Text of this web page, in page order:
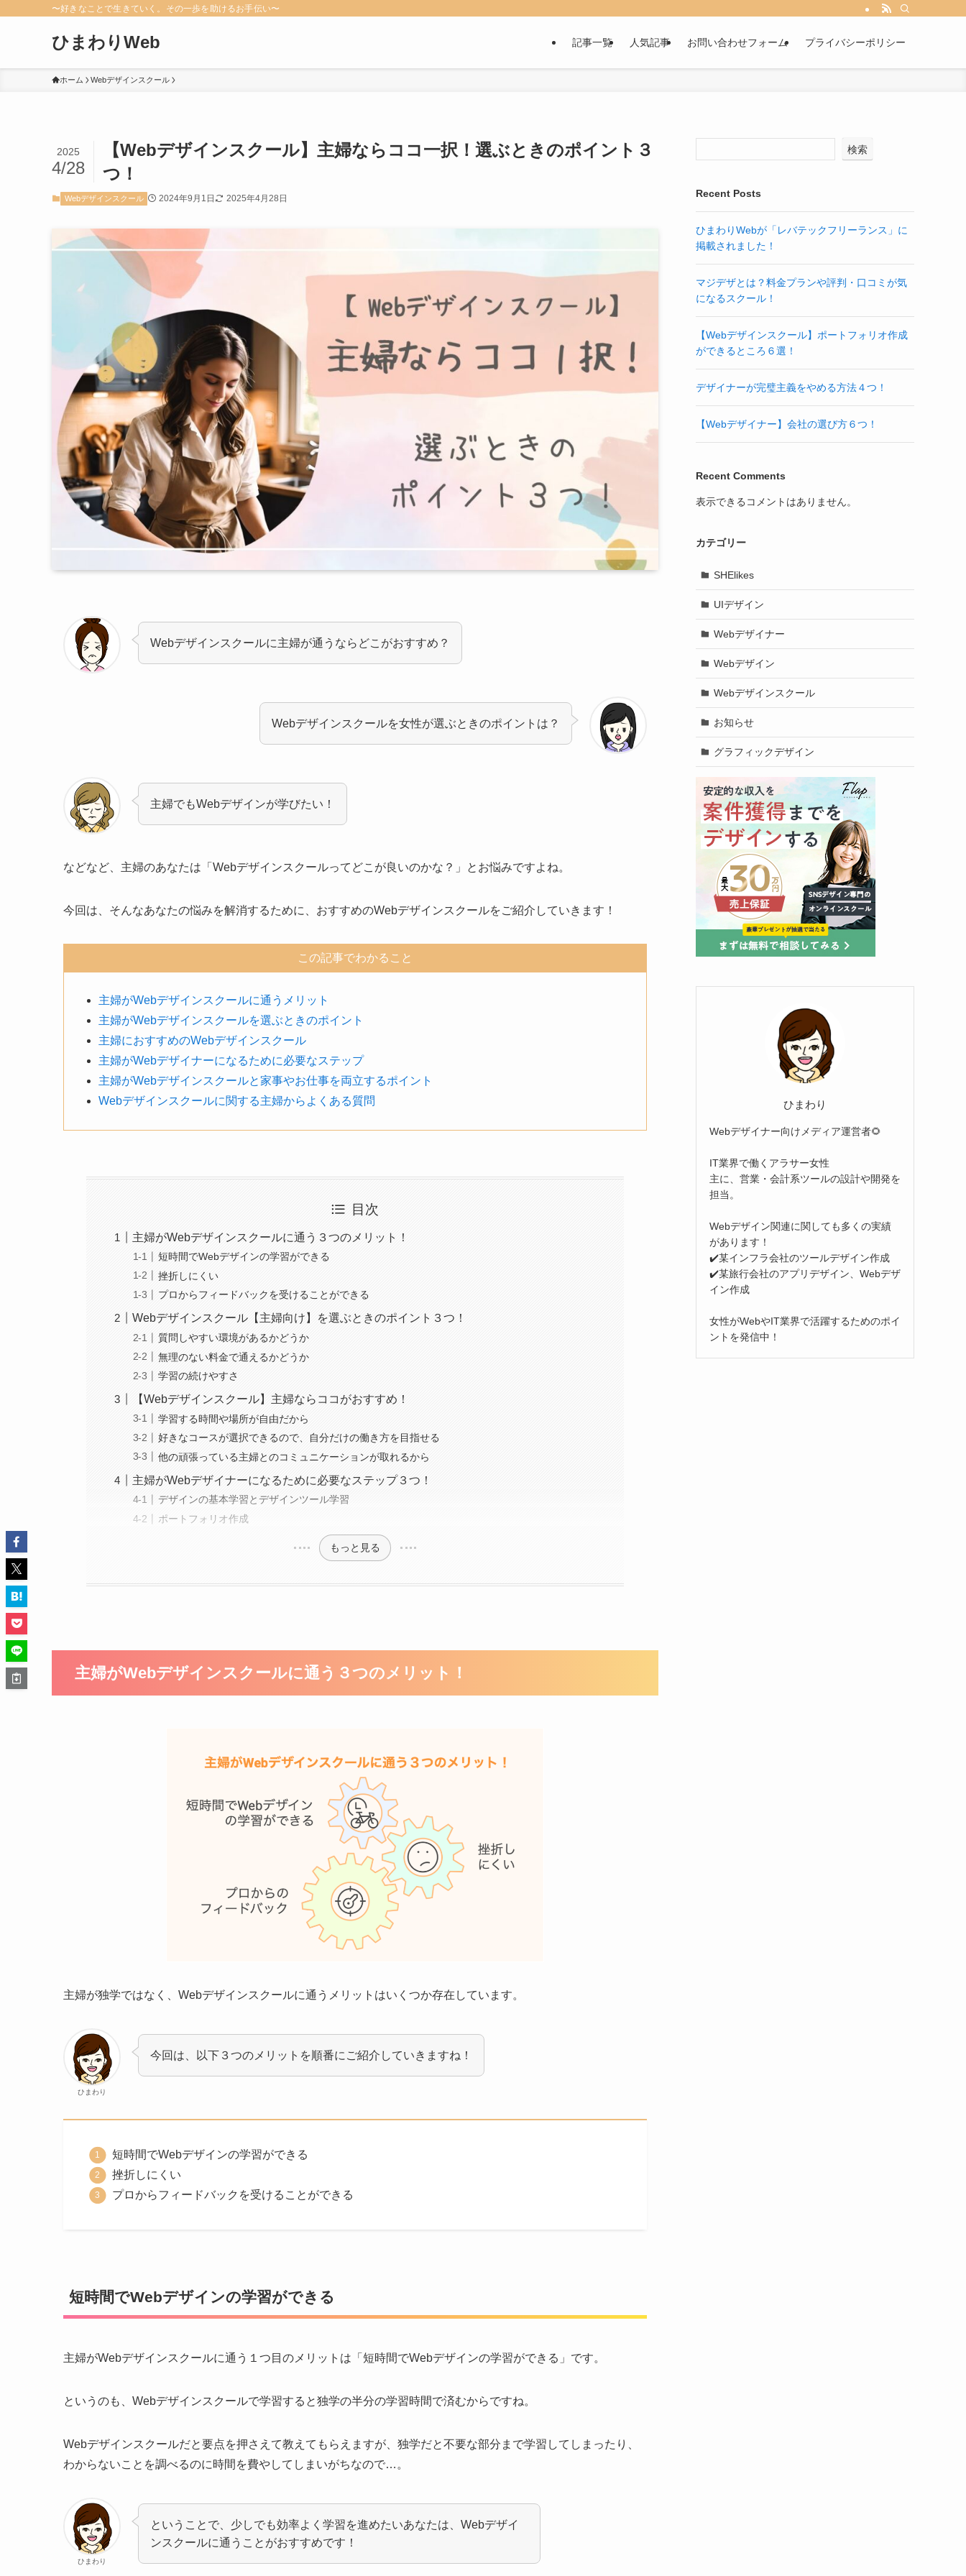
〜好きなことで生きていく。その一歩を助けるお手伝い〜
ひまわりWeb 記事一覧 人気記事 お問い合わせフォーム プライバシーポリシー
ホーム Webデザインスクール
【Webデザインスクール】主婦ならココ一択！選ぶときのポイント３
つ！
2025
4/28
Webデザインスクール 2024年9月1日 2025年4月28日
Webデザインスクールに主婦が通うならどこがおすすめ？
Webデザインスクールを女性が選ぶときのポイントは？
主婦でもWebデザインが学びたい！
などなど、主婦のあなたは「Webデザインスクールってどこが良いのかな？」とお悩みですよね。
今回は、そんなあなたの悩みを解消するために、おすすめのWebデザインスクールをご紹介していきます！
この記事でわかること
主婦がWebデザインスクールに通うメリット
主婦がWebデザインスクールを選ぶときのポイント
主婦におすすめのWebデザインスクール
主婦がWebデザイナーになるために必要なステップ
主婦がWebデザインスクールと家事やお仕事を両立するポイント
Webデザインスクールに関する主婦からよくある質問
目次
主婦がWebデザインスクールに通う３つのメリット！
短時間でWebデザインの学習ができる
挫折しにくい
プロからフィードバックを受けることができる
Webデザインスクール【主婦向け】を選ぶときのポイント３つ！
質問しやすい環境があるかどうか
無理のない料金で通えるかどうか
学習の続けやすさ
【Webデザインスクール】主婦ならココがおすすめ！
学習する時間や場所が自由だから
好きなコースが選択できるので、自分だけの働き方を目指せる
他の頑張っている主婦とのコミュニケーションが取れるから
主婦がWebデザイナーになるために必要なステップ３つ！
デザインの基本学習とデザインツール学習
ポートフォリオ作成
もっと見る
主婦がWebデザインスクールに通う３つのメリット！
主婦が独学ではなく、Webデザインスクールに通うメリットはいくつか存在しています。
ひまわり
今回は、以下３つのメリットを順番にご紹介していきますね！
短時間でWebデザインの学習ができる
挫折しにくい
プロからフィードバックを受けることができる
短時間でWebデザインの学習ができる
主婦がWebデザインスクールに通う１つ目のメリットは「短時間でWebデザインの学習ができる」です。
というのも、Webデザインスクールで学習すると独学の半分の学習時間で済むからですね。
Webデザインスクールだと要点を押さえて教えてもらえますが、独学だと不要な部分まで学習してしまったり、
わからないことを調べるのに時間を費やしてしまいがちなので…。
ひまわり
ということで、少しでも効率よく学習を進めたいあなたは、Webデザイ
ンスクールに通うことがおすすめです！
検索
Recent Posts
ひまわりWebが「レバテックフリーランス」に
掲載されました！
マジデザとは？料金プランや評判・口コミが気
になるスクール！
【Webデザインスクール】ポートフォリオ作成
ができるところ６選！
デザイナーが完璧主義をやめる方法４つ！
【Webデザイナー】会社の選び方６つ！
Recent Comments
表示できるコメントはありません。
カテゴリー
SHElikes
UIデザイン
Webデザイナー
Webデザイン
Webデザインスクール
お知らせ
グラフィックデザイン
ひまわり
Webデザイナー向けメディア運営者🌻
IT業界で働くアラサー女性
主に、営業・会計系ツールの設計や開発を
担当。
Webデザイン関連に関しても多くの実績
があります！
✔️某インフラ会社のツールデザイン作成
✔️某旅行会社のアプリデザイン、Webデザ
イン作成
女性がWebやIT業界で活躍するためのポイ
ントを発信中！